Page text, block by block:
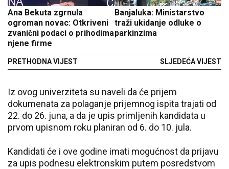
Ana Bekuta zgrnula
ogroman novac: Otkriveni
zvanični podaci o prihodima
njene firme
PRETHODNA VIJEST
Banjaluka: Ministarstvo
traži ukidanje odluke o
parkinzima
SLJEDEĆA VIJEST
Iz ovog univerziteta su naveli da će prijem
dokumenata za polaganje prijemnog ispita trajati od
22. do 26. juna, a da je upis primljenih kandidata u
prvom upisnom roku planiran od 6. do 10. jula.
Kandidati će i ove godine imati mogućnost da prijavu
za upis podnesu elektronskim putem posredstvom